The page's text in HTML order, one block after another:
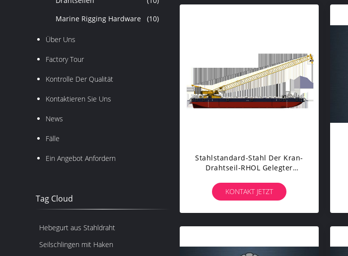
Marine Rigging Hardware
(10)
Über Uns
Factory Tour
Kontrolle Der Qualität
Kontaktieren Sie Uns
News
Fälle
Ein Angebot Anfordern
Tag Cloud
Hebegurt aus Stahldraht
Seilschlingen mit Haken
Stahlstandard-Stahl Der Kran-
Drahtseil-RHOL Gelegter
ASTM
KONTAKT JETZT